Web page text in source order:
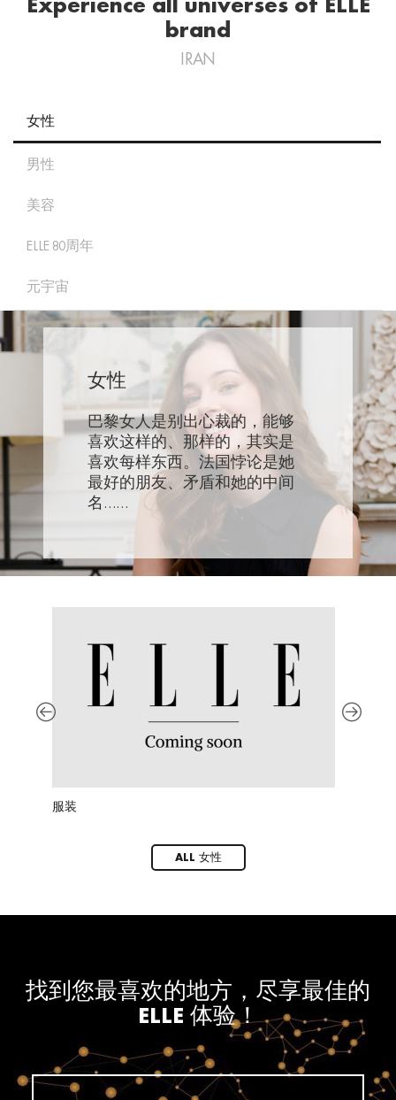
Experience all universes of ELLE
brand
IRAN
女性
男性
美容
ELLE 80周年
元宇宙
女性
巴黎女人是别出心裁的，能够
喜欢这样的、那样的，其实是
喜欢每样东西。法国悖论是她
最好的朋友、矛盾和她的中间
名……
服装
ALL 女性
找到您最喜欢的地方，尽享最佳的
ELLE 体验！